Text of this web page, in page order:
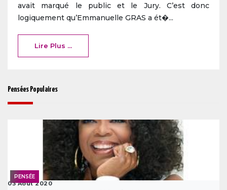
avait marqué le public et le Jury. C’est donc
logiquement qu’Emmanuelle GRAS a ét�...
Lire Plus ...
Pensées Populaires
PENSÉE
03 Août 2020